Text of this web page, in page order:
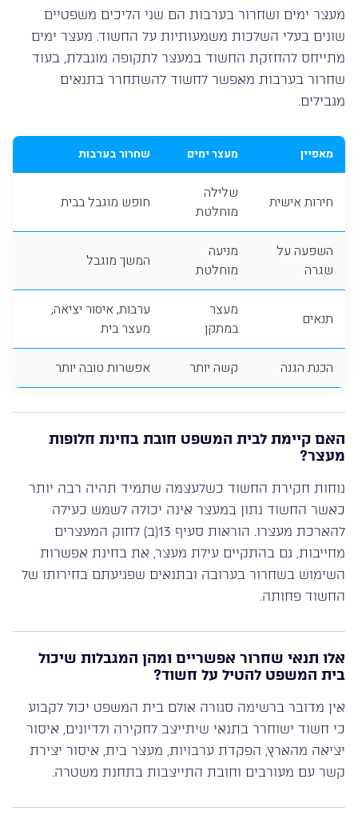
מעצר ימים ושחרור בערבות הם שני הליכים משפטיים
שונים בעלי השלכות משמעותיות על החשוד. מעצר ימים
מתייחס להחזקת החשוד במעצר לתקופה מוגבלת, בעוד
שחרור בערבות מאפשר לחשוד להשתחרר בתנאים
מגבילים.
מאפיין מעצר ימים שחרור בערבות
חירות אישית
שלילה
מוחלטת
חופש מוגבל בבית
השפעה על
שגרה
מניעה
מוחלטת
המשך מוגבל
תנאים
מעצר
במתקן
ערבות, איסור יציאה,
מעצר בית
הכנת הגנה קשה יותר אפשרות טובה יותר
האם קיימת לבית המשפט חובת בחינת חלופות
מעצר?
נוחות חקירת החשוד כשלעצמה שתמיד תהיה רבה יותר
כאשר החשוד נתון במעצר אינה יכולה לשמש כעילה
להארכת מעצרו. הוראות סעיף 13(ב) לחוק המעצרים
מחייבות, גם בהתקיים עילת מעצר, את בחינת אפשרות
השימוש בשחרור בערובה ובתנאים שפגיעתם בחירותו של
החשוד פחותה.
אלו תנאי שחרור אפשריים ומהן המגבלות שיכול
בית המשפט להטיל על חשוד?
אין מדובר ברשימה סגורה אולם בית המשפט יכול לקבוע
כי חשוד ישוחרר בתנאי שיתייצב לחקירה ולדיונים, איסור
יציאה מהארץ, הפקדת ערבויות, מעצר בית, איסור יצירת
קשר עם מעורבים וחובת התייצבות בתחנת משטרה.